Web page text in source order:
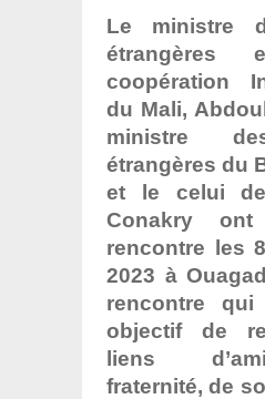
Le ministre
coopération
du Mali,
ministre
étrangères du
et le celui
Conakry
rencontre les
2023 à
rencontre
objectif de
liens
fraternité, de